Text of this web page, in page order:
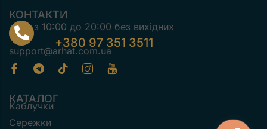
КОНТАКТИ
з 10:00 до 20:00 без вихідних
+380 97 351 3511
support@arhat.com.ua
КАТАЛОГ
Каблучки
Сережки